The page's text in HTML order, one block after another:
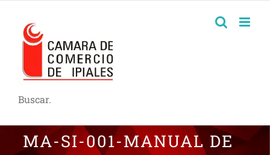
Buscar.
MA-SI-001-MANUAL DE